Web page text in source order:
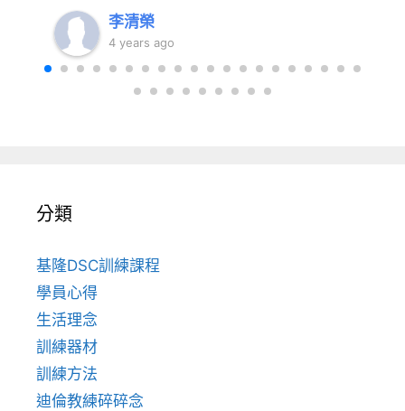
李清榮
4 years ago
分類
基隆DSC訓練課程
學員心得
生活理念
訓練器材
訓練方法
迪倫教練碎碎念